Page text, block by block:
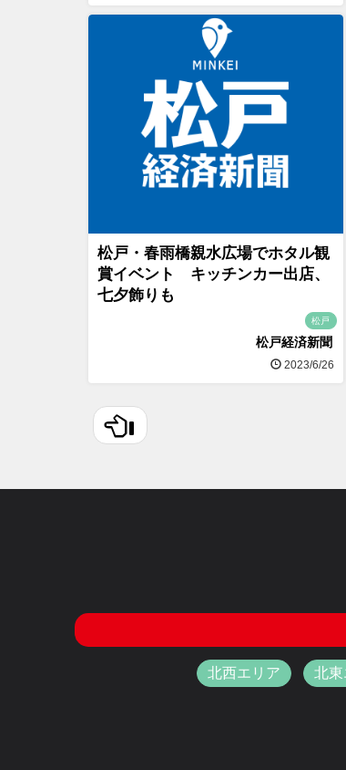
松戸・春雨橋親水広場でホタル観
賞イベント キッチンカー出店、
七夕飾りも
松戸
松戸経済新聞
2023/6/26
北西エリア 北東